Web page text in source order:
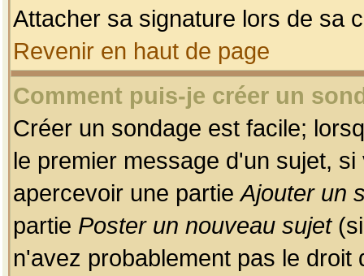
Attacher sa signature lors de sa
Revenir en haut de page
Comment puis-je créer un
Créer un sondage est facile;
le premier message d'un sujet,
apercevoir une partieAjouter un
partie Poster un nouveau sujet(si
n'avez probablement pas le